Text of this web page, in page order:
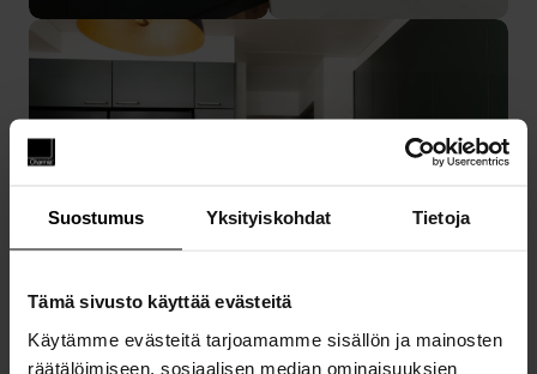
Suostumus Yksityiskohdat Tietoja
Tämä sivusto käyttää evästeitä
Käytämme evästeitä tarjoamamme sisällön ja mainosten
räätälöimiseen, sosiaalisen median ominaisuuksien